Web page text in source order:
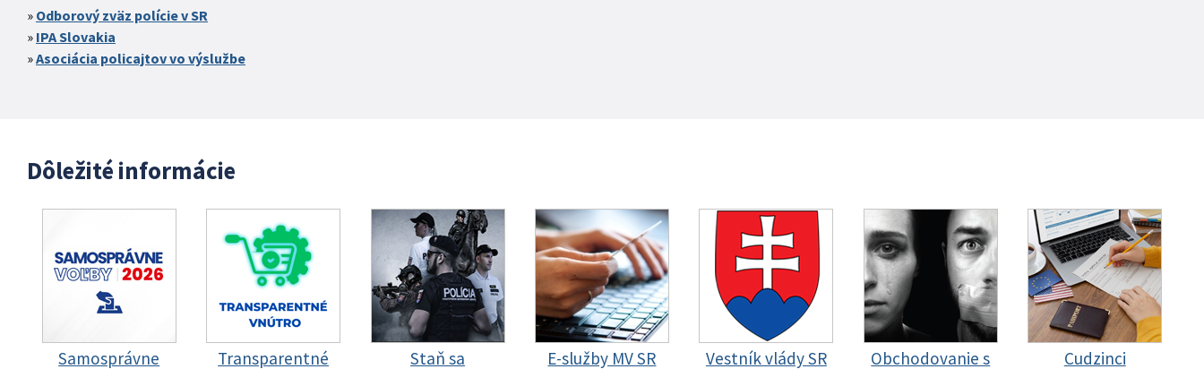
Odborový zväz polície v SR
IPA Slovakia
Asociácia policajtov vo výslužbe
Dôležité informácie
Samosprávne
Transparentné
Staň sa
E-služby MV SR Vestník vlády SR
Obchodovanie s
Cudzinci